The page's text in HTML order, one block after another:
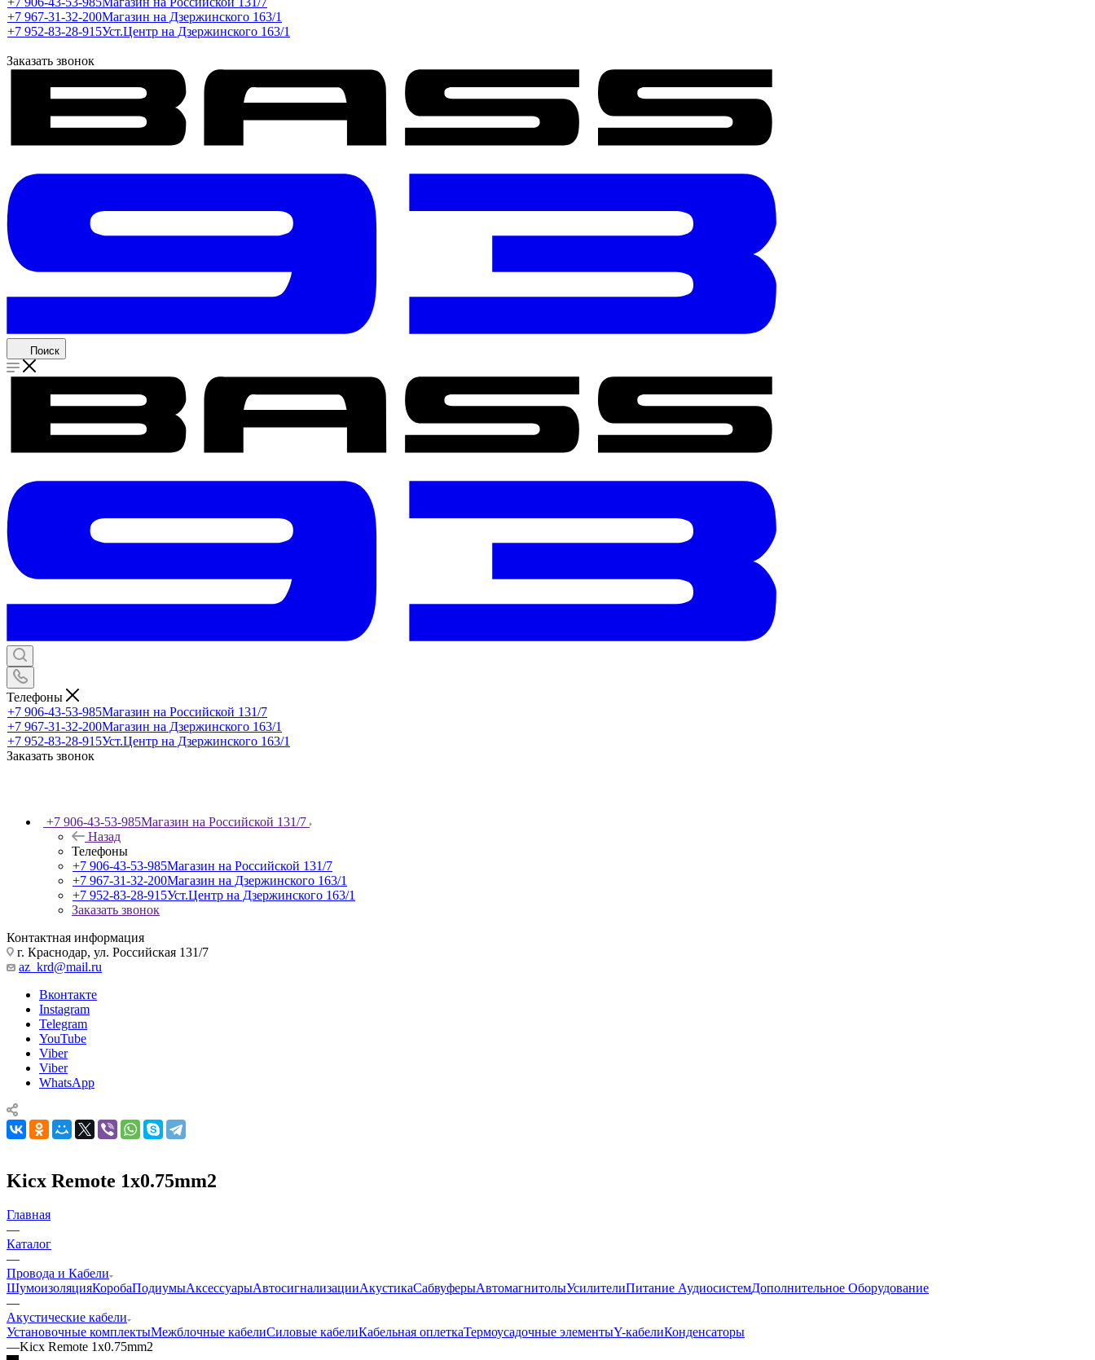
+7 967-31-32-200Магазин на Дзержинского 163/1
+7 952-83-28-915Уст.Центр на Дзержинского 163/1
Заказать звонок
Поиск
Телефоны
+7 906-43-53-985Магазин на Российской 131/7
+7 967-31-32-200Магазин на Дзержинского 163/1
+7 952-83-28-915Уст.Центр на Дзержинского 163/1
Заказать звонок
+7 906-43-53-985Магазин на Российской 131/7
Назад
Телефоны
+7 906-43-53-985Магазин на Российской 131/7
+7 967-31-32-200Магазин на Дзержинского 163/1
+7 952-83-28-915Уст.Центр на Дзержинского 163/1
Заказать звонок
Контактная информация
г. Краснодар, ул. Российская 131/7
az_krd@mail.ru
Вконтакте
Instagram
Telegram
YouTube
Viber
Viber
WhatsApp
Kicx Remote 1x0.75mm2
Главная
—
Каталог
—
Провода и Кабели
ШумоизоляцияКоробаПодиумыАксессуарыАвтосигнализацииАкустикаСабвуферыАвтомагнитолыУсилителиПитание АудиосистемДополнительное Оборудование
—
Акустические кабели
Установочные комплектыМежблочные кабелиСиловые кабелиКабельная оплеткаТермоусадочные элементыY-кабелиКонденсаторы
—Kicx Remote 1x0.75mm2